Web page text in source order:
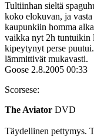
Tultiinhan sieltä
koko elokuvan, ja
kaupunkiin homma
vaikka nyt 2h tuntuikin
kipeytynyt perse
lämmittivät mukavasti.
Goose 2.8.2005 00:33
Scorsese:
The Aviator DVD
Täydellinen pettymys.